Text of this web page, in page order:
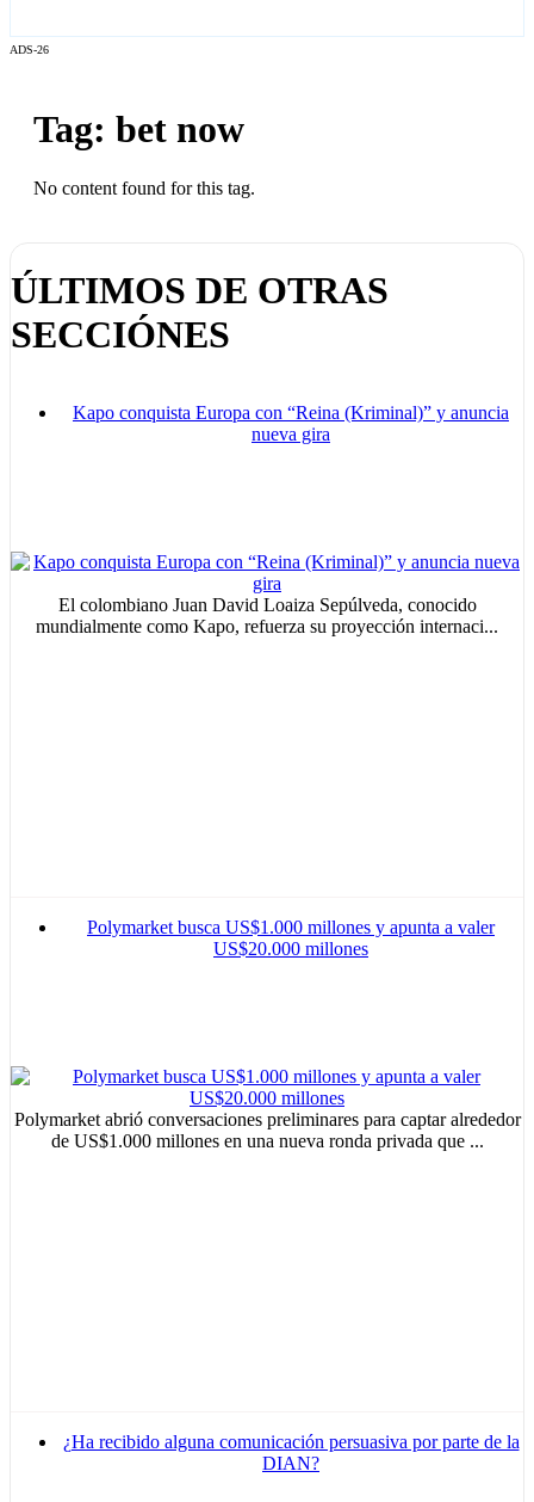
ADS-26
Tag: bet now
No content found for this tag.
ÚLTIMOS DE OTRAS
SECCIÓNES
Kapo conquista Europa con “Reina (Kriminal)” y anuncia
nueva gira
El colombiano Juan David Loaiza Sepúlveda, conocido
mundialmente como Kapo, refuerza su proyección internaci...
Polymarket busca US$1.000 millones y apunta a valer
US$20.000 millones
Polymarket abrió conversaciones preliminares para captar alrededor
de US$1.000 millones en una nueva ronda privada que ...
¿Ha recibido alguna comunicación persuasiva por parte de la
DIAN?